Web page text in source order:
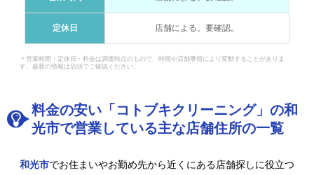
定休日 店舗による。要確認。
＊営業時間・定休日・料金は調査時点のもので、時期や店舗事情により変動することがありま
す。最新の情報は店頭でご確認ください。
料金の安い「コトブキクリーニング」の和
光市で営業している主な店舗住所の一覧
和光市でお住まいやお勤め先から近くにある店舗探しに役立つ